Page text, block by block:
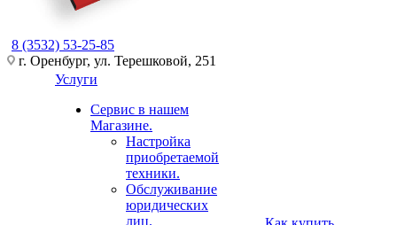
8 (3532) 53-25-85
г. Оренбург, ул. Терешковой, 251
Услуги
Сервис в нашем
Магазине.
Настройка
приобретаемой
техники.
Обслуживание
юридических
лиц.